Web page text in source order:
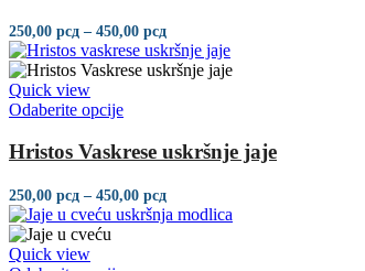
250,00 рсд – 450,00 рсд
Quick view
Odaberite opcije
Hristos Vaskrese uskršnje jaje
250,00 рсд – 450,00 рсд
Quick view